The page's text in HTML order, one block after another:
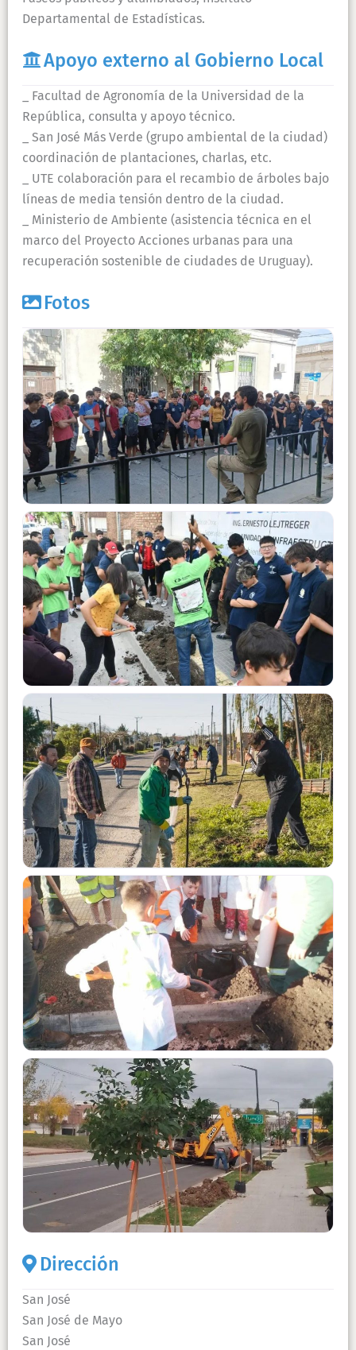
Departamental de Estadísticas.
Apoyo externo al Gobierno Local
_ Facultad de Agronomía de la Universidad de la
República, consulta y apoyo técnico.
_ San José Más Verde (grupo ambiental de la ciudad)
coordinación de plantaciones, charlas, etc.
_ UTE colaboración para el recambio de árboles bajo
líneas de media tensión dentro de la ciudad.
_ Ministerio de Ambiente (asistencia técnica en el
marco del Proyecto Acciones urbanas para una
recuperación sostenible de ciudades de Uruguay).
Fotos
Dirección
San José
San José de Mayo
San José